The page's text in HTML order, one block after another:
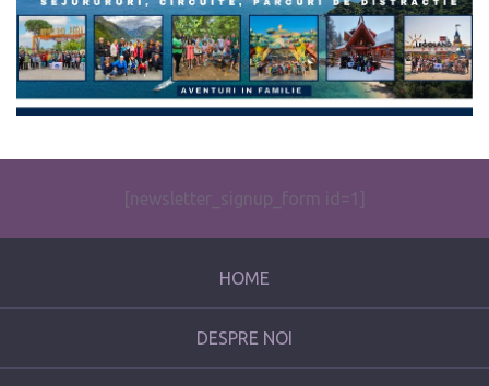
[newsletter_signup_form id=1]
HOME
DESPRE NOI